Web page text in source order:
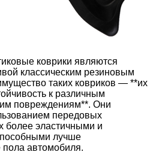
коврики являются
классическим резиновым
таких ковриков — **их
к различным
повреждениям**. Они
передовых
более эластичными и
лучше
автомобиля.